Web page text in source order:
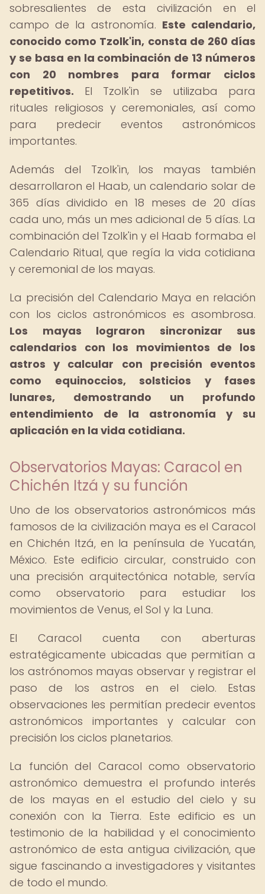
sobresalientes de esta civilización en el
campo de la astronomía. Este calendario,
conocido como Tzolk'in, consta de 260 días
y se basa en la combinación de 13 números
con 20 nombres para formar ciclos
repetitivos. El Tzolk'in se utilizaba para
rituales religiosos y ceremoniales, así como
para predecir eventos astronómicos
importantes.
Además del Tzolk'in, los mayas también
desarrollaron el Haab, un calendario solar de
365 días dividido en 18 meses de 20 días
cada uno, más un mes adicional de 5 días. La
combinación del Tzolk'in y el Haab formaba el
Calendario Ritual, que regía la vida cotidiana
y ceremonial de los mayas.
La precisión del Calendario Maya en relación
con los ciclos astronómicos es asombrosa.
Los mayas lograron sincronizar sus
calendarios con los movimientos de los
astros y calcular con precisión eventos
como equinoccios, solsticios y fases
lunares, demostrando un profundo
entendimiento de la astronomía y su
aplicación en la vida cotidiana.
Observatorios Mayas: Caracol en
Chichén Itzá y su función
Uno de los observatorios astronómicos más
famosos de la civilización maya es el Caracol
en Chichén Itzá, en la península de Yucatán,
México. Este edificio circular, construido con
una precisión arquitectónica notable, servía
como observatorio para estudiar los
movimientos de Venus, el Sol y la Luna.
El Caracol cuenta con aberturas
estratégicamente ubicadas que permitían a
los astrónomos mayas observar y registrar el
paso de los astros en el cielo. Estas
observaciones les permitían predecir eventos
astronómicos importantes y calcular con
precisión los ciclos planetarios.
La función del Caracol como observatorio
astronómico demuestra el profundo interés
de los mayas en el estudio del cielo y su
conexión con la Tierra. Este edificio es un
testimonio de la habilidad y el conocimiento
astronómico de esta antigua civilización, que
sigue fascinando a investigadores y visitantes
de todo el mundo.